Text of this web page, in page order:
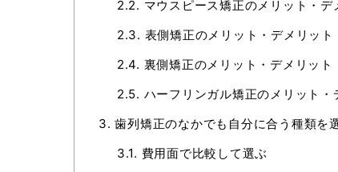
2.2. マウスピース矯正のメリット・デ
2.3. 表側矯正のメリット・デメリット
2.4. 裏側矯正のメリット・デメリット
2.5. ハーフリンガル矯正のメリット・
3. 歯列矯正のなかでも自分に合う種類を
3.1. 費用面で比較して選ぶ